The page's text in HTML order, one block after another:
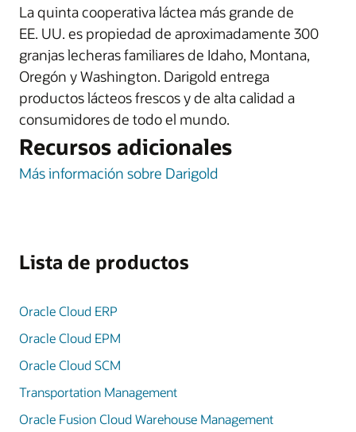
La quinta cooperativa láctea más grande de
EE. UU. es propiedad de aproximadamente 300
granjas lecheras familiares de Idaho, Montana,
Oregón y Washington. Darigold entrega
productos lácteos frescos y de alta calidad a
consumidores de todo el mundo.
Recursos adicionales
Más información sobre Darigold
Lista de productos
Oracle Cloud ERP
Oracle Cloud EPM
Oracle Cloud SCM
Transportation Management
Oracle Fusion Cloud Warehouse Management